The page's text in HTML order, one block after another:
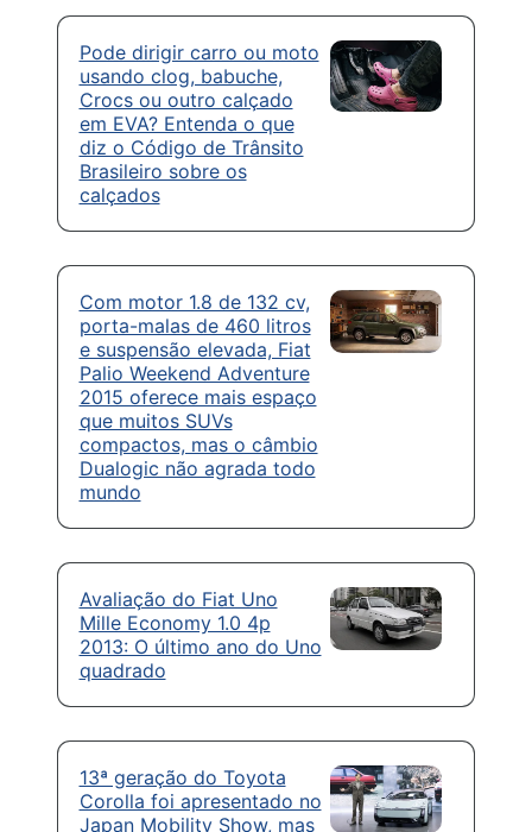
Pode dirigir carro ou moto
usando clog, babuche,
Crocs ou outro calçado
em EVA? Entenda o que
diz o Código de Trânsito
Brasileiro sobre os
calçados
Com motor 1.8 de 132 cv,
porta-malas de 460 litros
e suspensão elevada, Fiat
Palio Weekend Adventure
2015 oferece mais espaço
que muitos SUVs
compactos, mas o câmbio
Dualogic não agrada todo
mundo
Avaliação do Fiat Uno
Mille Economy 1.0 4p
2013: O último ano do Uno
quadrado
13ª geração do Toyota
Corolla foi apresentado no
Japan Mobility Show, mas